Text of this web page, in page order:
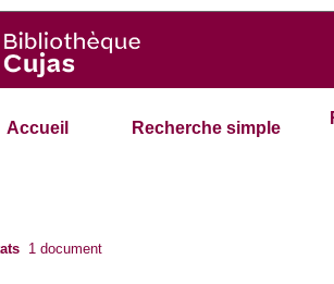
Accueil Recherche simple
1 document